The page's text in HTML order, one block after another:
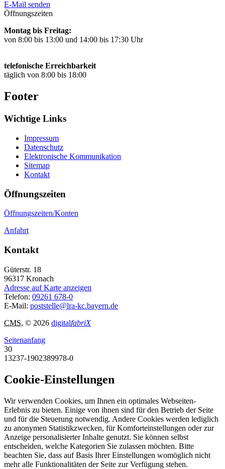
E-Mail senden
Öffnungszeiten
Montag bis Freitag:
von 8:00 bis 13:00 und 14:00 bis 17:30 Uhr
telefonische Erreichbarkeit
täglich von 8:00 bis 18:00
Footer
Wichtige Links
Impressum
Datenschutz
Elektronische Kommunikation
Sitemap
Kontakt
Öffnungszeiten
Öffnungszeiten/Konten
Anfahrt
Kontakt
Güterstr. 18
96317 Kronach
Adresse auf Karte anzeigen
Telefon: 09261 678-0
E-Mail: poststelle@lra-kc.bayern.de
CMS, © 2026 digitalfabriX
Seitenanfang
30
13237-1902389978-0
Cookie-Einstellungen
Wir verwenden Cookies, um Ihnen ein optimales Webseiten-
Erlebnis zu bieten. Einige von ihnen sind für den Betrieb der Seite
und für die Steuerung notwendig. Andere Cookies werden lediglich
zu anonymen Statistikzwecken, für Komforteinstellungen oder zur
Anzeige personalisierter Inhalte genutzt. Sie können selbst
entscheiden, welche Kategorien Sie zulassen möchten. Bitte
beachten Sie, dass auf Basis Ihrer Einstellungen womöglich nicht
mehr alle Funktionalitäten der Seite zur Verfügung stehen.